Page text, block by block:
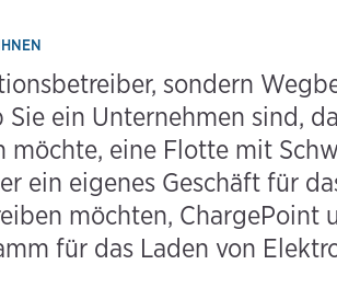
sondern
ein Unternehmen sind,
möchte, eine Flotte mit
ein eigenes Geschäft für
möchten, ChargePoint
für das Laden von